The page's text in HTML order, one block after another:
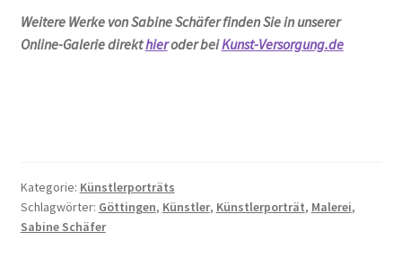
Weitere Werke von Sabine Schäfer finden Sie in unserer
Online-Galerie direkthieroder beiKunst-Versorgung.de
Kategorie: Künstlerporträts
Schlagwörter: Göttingen, Künstler, Künstlerporträt, Malerei,
Sabine Schäfer